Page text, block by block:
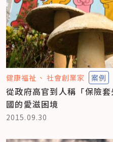
健康福祉 社會創業家 案例
從政府高官到人稱「保險
國的愛滋困境
2015.09.30